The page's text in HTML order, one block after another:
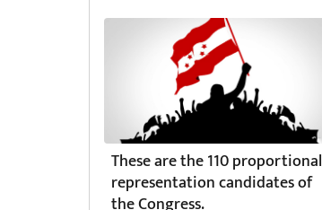
These are the 110 proportional
representation candidates of
the Congress.